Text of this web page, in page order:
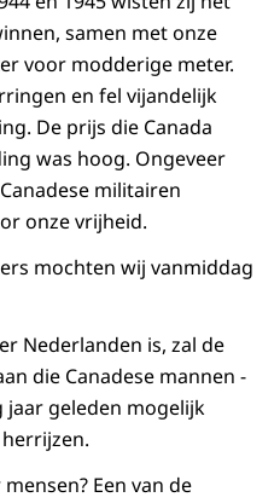
samen met onze
voor modderige meter.
en fel vijandelijk
De prijs die Canada
was hoog. Ongeveer
militairen
onze vrijheid.
mochten wij vanmiddag
Nederlanden is, zal de
die Canadese mannen -
geleden mogelijk
Een van de